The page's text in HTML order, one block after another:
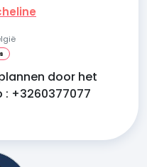
door het
+3260377077